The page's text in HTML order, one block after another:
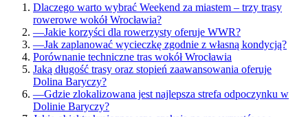
Dlaczego warto wybrać Weekend za miastem – trzy trasy
rowerowe wokół Wrocławia?
—Jakie korzyści dla rowerzysty oferuje WWR?
—Jak zaplanować wycieczkę zgodnie z własną kondycją?
Porównanie techniczne tras wokół Wrocławia
Jaką długość trasy oraz stopień zaawansowania oferuje
Dolina Baryczy?
—Gdzie zlokalizowana jest najlepsza strefa odpoczynku w
Dolinie Baryczy?